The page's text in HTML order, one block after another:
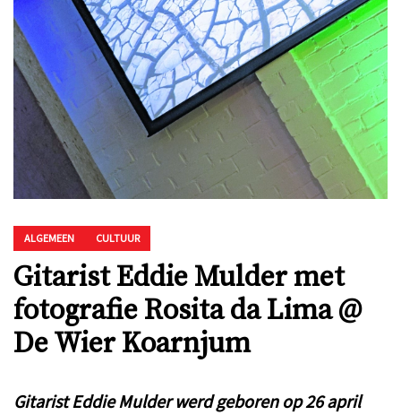
ALGEMEEN CULTUUR
Gitarist Eddie Mulder met
fotografie Rosita da Lima @
De Wier Koarnjum
Gitarist Eddie Mulder werd geboren op 26 april